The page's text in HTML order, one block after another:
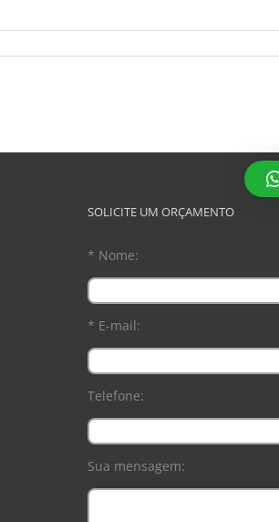
SOLICITE UM ORÇAMENTO
* Nome:
* E-mail:
Telefone:
Sua mensagem: